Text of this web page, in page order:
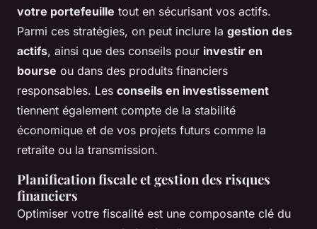
votre portefeuille tout en sécurisant vos actifs.
Parmi ces stratégies, on peut inclure la gestion des
actifs, ainsi que des conseils pour investir en
bourse ou dans des produits financiers
responsables. Les conseils en investissement
tiennent également compte de la stabilité
économique et de vos projets futurs comme la
retraite ou la transmission.
Planification fiscale et gestion des risques
financiers
Optimiser votre fiscalité est une composante clé du